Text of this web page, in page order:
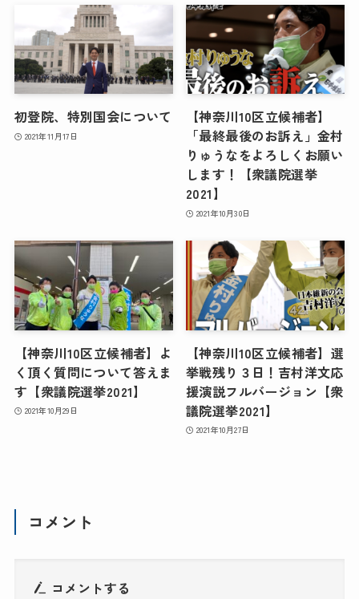
初登院、特別国会について
2021年11月17日
【神奈川10区立候補者】
「最終最後のお訴え」金村
りゅうなをよろしくお願い
します！【衆議院選挙
2021】
2021年10月30日
【神奈川10区立候補者】よ
く頂く質問について答えま
す【衆議院選挙2021】
2021年10月29日
【神奈川10区立候補者】選
挙戦残り３日！吉村洋文応
援演説フルバージョン【衆
議院選挙2021】
2021年10月27日
コメント
コメントする